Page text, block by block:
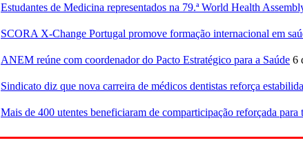
Estudantes de Medicina representados na 79.ª World Health
SCORA X-Change Portugal promove formação internacional em
ANEM reúne com coordenador do Pacto Estratégico para a Saúde 6
Sindicato diz que nova carreira de médicos dentistas reforça
Mais de 400 utentes beneficiaram de comparticipação reforçada